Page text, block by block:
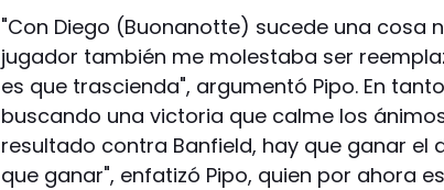
"Con Diego (Buonanotte) sucede una cosa
jugador también me molestaba ser
es que trascienda", argumentó Pipo. En
buscando una victoria que calme los
resultado contra Banfield, hay que ganar el
que ganar", enfatizó Pipo, quien por ahora